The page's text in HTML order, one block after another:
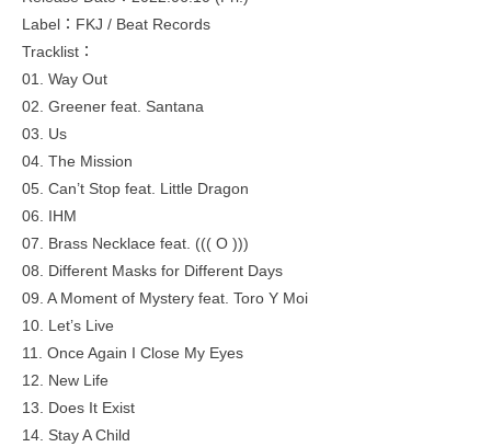
Label：FKJ / Beat Records
Tracklist：
01. Way Out
02. Greener feat. Santana
03. Us
04. The Mission
05. Can’t Stop feat. Little Dragon
06. IHM
07. Brass Necklace feat. ((( O )))
08. Different Masks for Different Days
09. A Moment of Mystery feat. Toro Y Moi
10. Let’s Live
11. Once Again I Close My Eyes
12. New Life
13. Does It Exist
14. Stay A Child